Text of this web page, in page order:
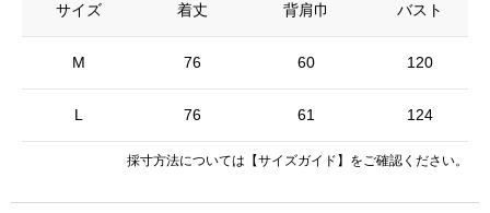
サイズ
M
L
着丈 背肩巾 バスト
76 60 120
76 61 124
採寸方法については 【サイズガイド】 をご確認ください。